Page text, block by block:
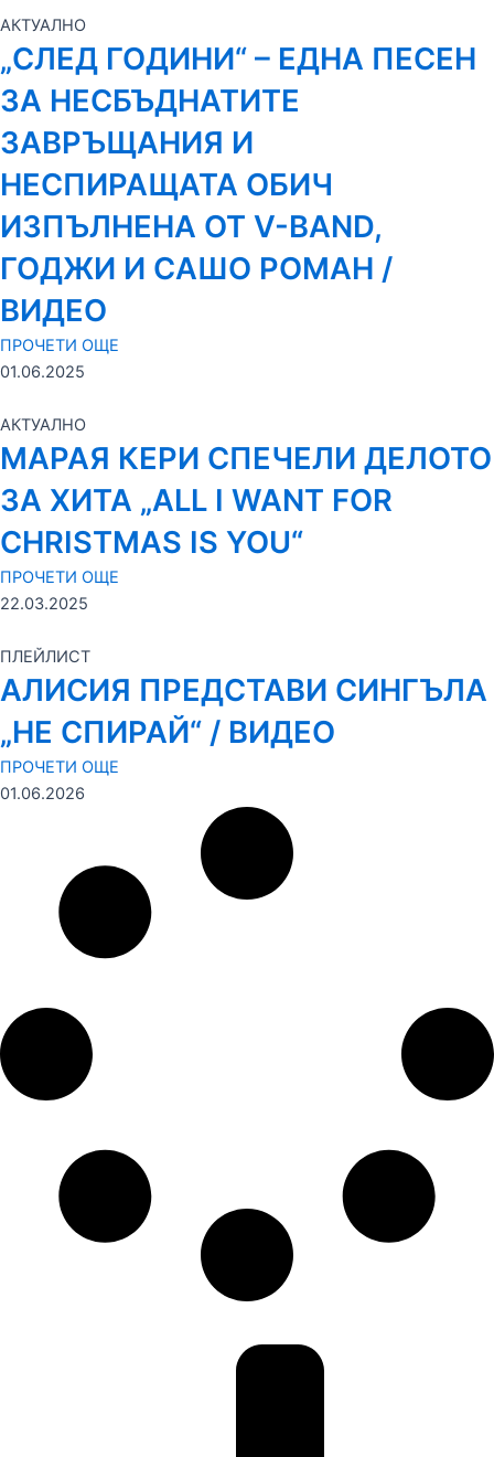
АКТУАЛНО
„СЛЕД ГОДИНИ“ – ЕДНА ПЕСЕН
ЗА НЕСБЪДНАТИТЕ
ЗАВРЪЩАНИЯ И
НЕСПИРАЩАТА ОБИЧ
ИЗПЪЛНЕНА ОТ V-BAND,
ГОДЖИ И САШО РОМАН /
ВИДЕО
ПРОЧЕТИ ОЩЕ
01.06.2025
АКТУАЛНО
МАРАЯ КЕРИ СПЕЧЕЛИ ДЕЛОТО
ЗА ХИТА „ALL I WANT FOR
CHRISTMAS IS YOU“
ПРОЧЕТИ ОЩЕ
22.03.2025
ПЛЕЙЛИСТ
АЛИСИЯ ПРЕДСТАВИ СИНГЪЛА
„НЕ СПИРАЙ“ / ВИДЕО
ПРОЧЕТИ ОЩЕ
01.06.2026